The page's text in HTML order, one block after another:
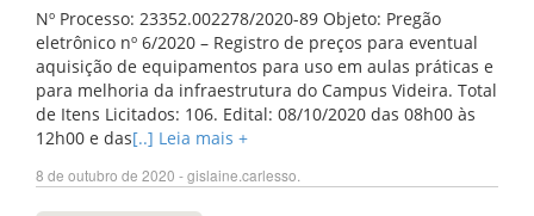
Nº Processo: 23352.002278/2020-89 Objeto: Pregão
eletrônico nº 6/2020 – Registro de preços para eventual
aquisição de equipamentos para uso em aulas práticas e
para melhoria da infraestrutura do Campus Videira. Total
de Itens Licitados: 106. Edital: 08/10/2020 das 08h00 às
12h00 e das[..] Leia mais +
8 de outubro de 2020 - gislaine.carlesso.